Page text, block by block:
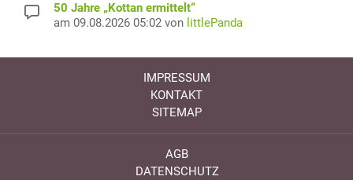
50 Jahre „Kottan ermittelt“
am 09.08.2026 05:02 von littlePanda
IMPRESSUM
KONTAKT
SITEMAP
AGB
DATENSCHUTZ